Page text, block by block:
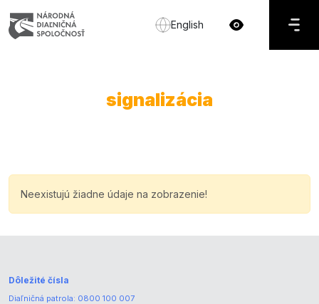
English
signalizácia
Neexistujú žiadne údaje na zobrazenie!
Dôležité čísla
Diaľničná patrola: 0800 100 007